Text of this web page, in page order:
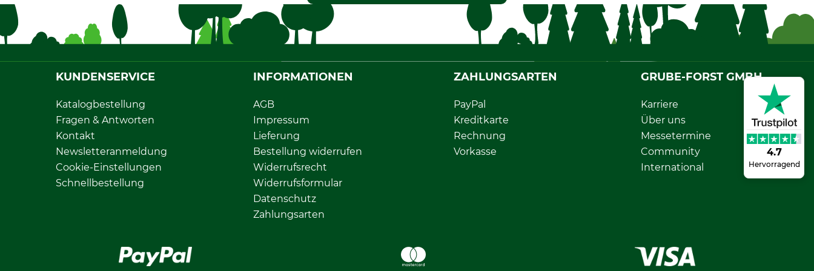
4.7
Hervorragend
KUNDENSERVICE
Katalogbestellung
Fragen & Antworten
Kontakt
Newsletteranmeldung
Cookie-Einstellungen
Schnellbestellung
INFORMATIONEN
AGB
Impressum
Lieferung
Bestellung widerrufen
Widerrufsrecht
Widerrufsformular
Datenschutz
Zahlungsarten
ZAHLUNGSARTEN
PayPal
Kreditkarte
Rechnung
Vorkasse
GRUBE-FORST GMBH
Karriere
Über uns
Messetermine
Community
International